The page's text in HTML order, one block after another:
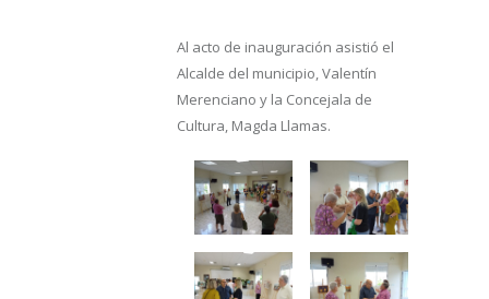
Al acto de inauguración asistió el
Alcalde del municipio, Valentín
Merenciano y la Concejala de
Cultura, Magda Llamas.